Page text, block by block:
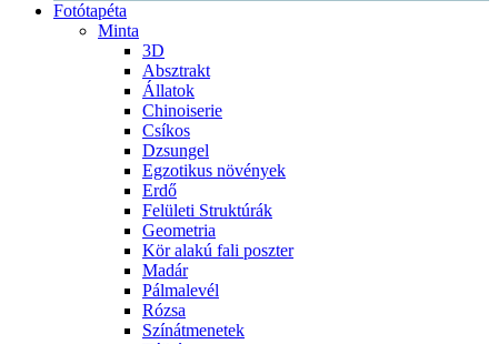
Fotótapéta
Minta
3D
Absztrakt
Állatok
Chinoiserie
Csíkos
Dzsungel
Egzotikus növények
Erdő
Felületi Struktúrák
Geometria
Kör alakú fali poszter
Madár
Pálmalevél
Rózsa
Színátmenetek